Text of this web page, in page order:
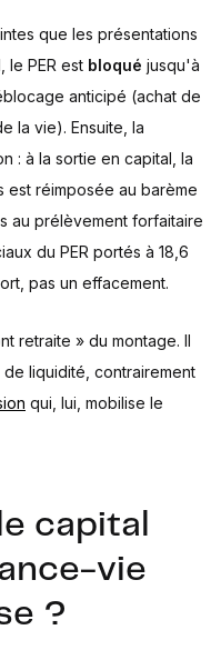
que les présentations
le PER est bloqué jusqu'à
anticipé (achat de
la vie). Ensuite, la
: à la sortie en capital, la
est réimposée au barème
au prélèvement forfaitaire
du PER portés à 18,6
pas un effacement.
retraite » du montage. Il
liquidité, contrairement
qui, lui, mobilise le
capital
vie
?